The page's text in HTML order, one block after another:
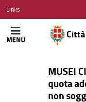
CITTÀ
DI
VICENZA
Links
MENU
MUSEI
quota
non